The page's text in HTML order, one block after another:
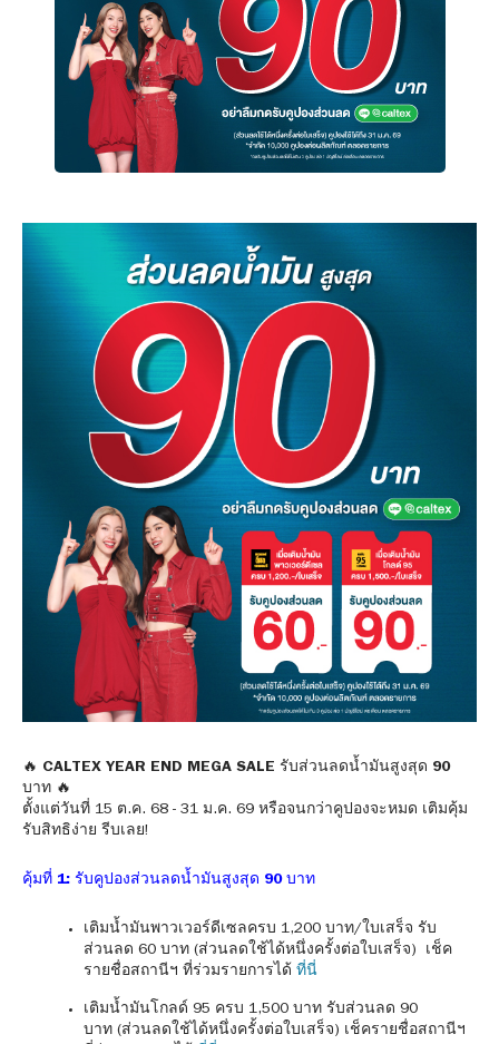
🔥 CALTEX YEAR END MEGA SALE รับส่วนลดน้ำมันสูงสุด 90
บาท 🔥
ตั้งแต่วันที่ 15 ต.ค. 68 - 31 ม.ค. 69 หรือจนกว่าคูปองจะหมด เติมคุ้ม
รับสิทธิง่าย รีบเลย!
คุ้มที่ 1: รับคูปองส่วนลดน้ำมันสูงสุด 90 บาท
เติมน้ำมันพาวเวอร์ดีเซลครบ 1,200 บาท/ใบเสร็จ รับ
ส่วนลด 60 บาท (ส่วนลดใช้ได้หนึ่งครั้งต่อใบเสร็จ) เช็ค
รายชื่อสถานีฯ ที่ร่วมรายการได้ ที่นี่
เติมน้ำมันโกลด์ 95 ครบ 1,500 บาท รับส่วนลด 90
บาท (ส่วนลดใช้ได้หนึ่งครั้งต่อใบเสร็จ) เช็ครายชื่อสถานีฯ